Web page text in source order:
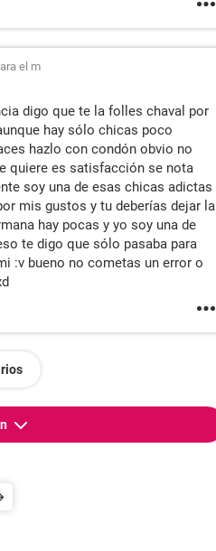
el m
digo que te la folles chaval por
hay sólo chicas poco
hazlo con condón obvio no
quiere es satisfacción se nota
soy una de esas chicas adictas
mis gustos y tu deberías dejar la
hay pocas y yo soy una de
te digo que sólo pasaba para
:v bueno no cometas un error o